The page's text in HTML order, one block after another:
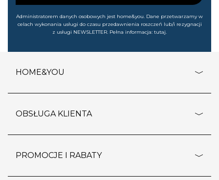
Administratorem danych osobowych jest home&you. Dane przetwarzamy w
celach wykonania usługi do czasu przedawnienia roszczeń lub/i rezygnacji
z usługi NEWSLETTER. Pełna informacja: tutaj.
HOME&YOU
o firmie
polityka prywatności
kontakt
OBSŁUGA KLIENTA
dostawy i płatność
PROMOCJE I RABATY